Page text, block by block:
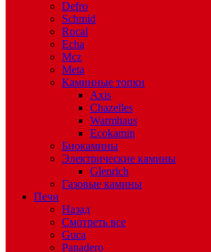
Defro
Schmid
Rocal
Echa
Mcz
Meta
Каминные топки
Axis
Chazelles
Warmhaus
Ecokamin
Биокамины
Электрические камины
Glenrich
Газовые камины
Печи
Назад
Смотреть все
Guca
Panadero